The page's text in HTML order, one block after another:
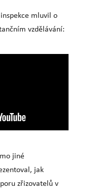
mluvil o
vzdělávání:
jiné
jak
zřizovatelů v